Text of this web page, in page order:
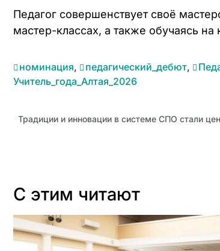
Педагог совершенствует своё
мастер-классах, а также обучаясь
номинация, педагический_дебют,
Учитель_года_Алтая_2026
С этим читают